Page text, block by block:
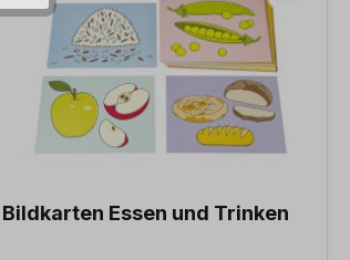
Bildkarten Essen und Trinken